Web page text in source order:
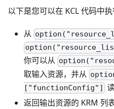
以下是您可以在 KCL 代码中执
从
你可以从
取输入资源，并从
["functionConfig"]
返回输出资源的 KRM 列表